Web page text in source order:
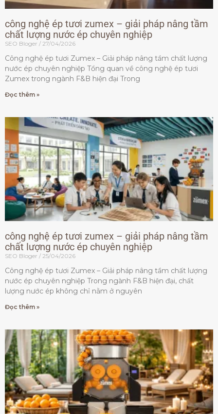
công nghệ ép tươi zumex – giải pháp nâng tầm
chất lượng nước ép chuyên nghiệp
SEO Bloger 27/04/2026
Công nghệ ép tươi Zumex – Giải pháp nâng tầm chất lượng
nước ép chuyên nghiệp Tổng quan về công nghệ ép tươi
Zumex trong ngành F&B hiện đại Trong
Đọc thêm »
công nghệ ép tươi zumex – giải pháp nâng tầm
chất lượng nước ép chuyên nghiệp
SEO Bloger 25/04/2026
Công nghệ ép tươi Zumex – Giải pháp nâng tầm chất lượng
nước ép chuyên nghiệp Trong ngành F&B hiện đại, chất
lượng nước ép không chỉ nằm ở nguyên
Đọc thêm »